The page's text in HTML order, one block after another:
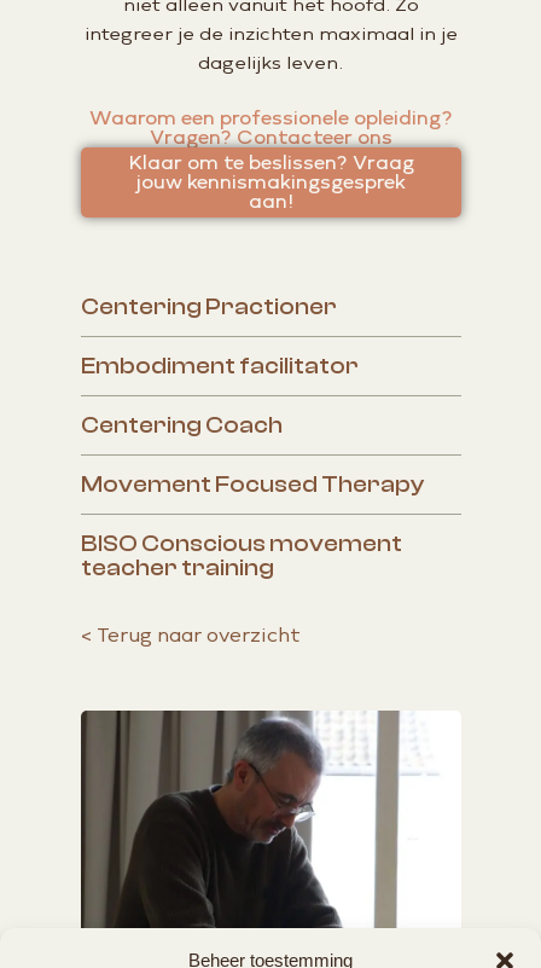
Beheer toestemming
niet alleen vanuit het hoofd. Zo
integreer je de inzichten maximaal in je
dagelijks leven.
Waarom een professionele opleiding?
Vragen? Contacteer ons
Klaar om te beslissen? Vraag
jouw kennismakingsgesprek
aan!
Centering Practioner
Embodiment facilitator
Centering Coach
Movement Focused Therapy
BISO Conscious movement
teacher training
< Terug naar overzicht